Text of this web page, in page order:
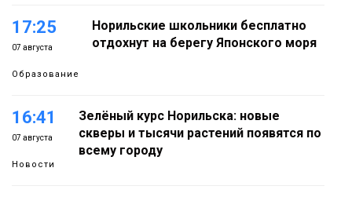
17:25
07 августа
Образование
Норильские школьники бесплатно
отдохнут на берегу Японского моря
16:41
07 августа
Новости
Зелёный курс Норильска: новые
скверы и тысячи растений появятся по
всему городу